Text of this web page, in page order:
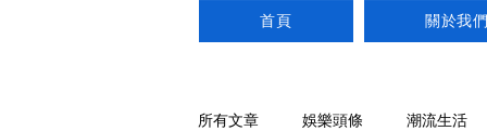
首頁 關於我
所有文章 娛樂頭條 潮流生活